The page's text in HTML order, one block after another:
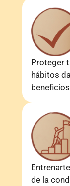
Proteger
hábitos
de la